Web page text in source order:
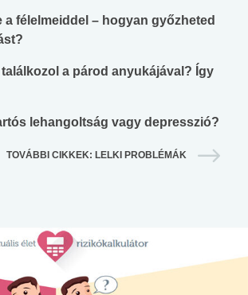
a félelmeiddel – hogyan győzheted
találkozol a párod anyukájával? Így
lehangoltság vagy depresszió?
TOVÁBBI CIKKEK: LELKI PROBLÉMÁK